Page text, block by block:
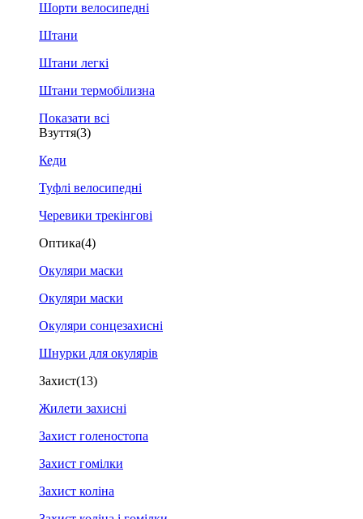
Шорти велосипедні
Штани
Штани легкі
Штани термобілизна
Показати всі
Взуття(3)
Кеди
Туфлі велосипедні
Черевики трекінгові
Оптика(4)
Окуляри маски
Окуляри маски
Окуляри сонцезахисні
Шнурки для окулярів
Захист(13)
Жилети захисні
Захист голеностопа
Захист гомілки
Захист коліна